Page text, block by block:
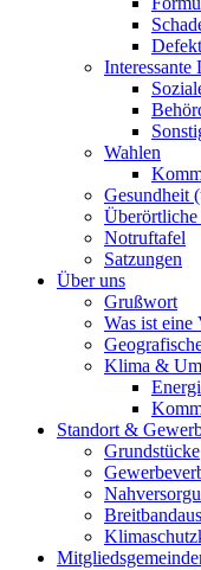
Interessante
Wahlen
Gesundheit
Überörtliche
Notruftafel
Satzungen
Über uns
Grußwort
Was ist eine
Klima &
Standort &
Grundstücke